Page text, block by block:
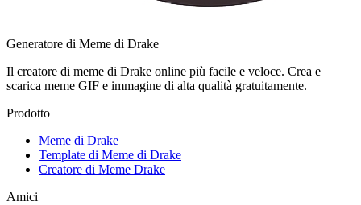
Generatore di Meme di Drake
Il creatore di meme di Drake online più facile e veloce. Crea e
scarica meme GIF e immagine di alta qualità gratuitamente.
Prodotto
Meme di Drake
Template di Meme di Drake
Creatore di Meme Drake
Amici